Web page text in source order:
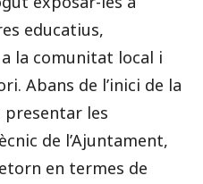
educatius,
la comunitat local i
Abans de l’inici de la
presentar les
de l’Ajuntament,
en termes de